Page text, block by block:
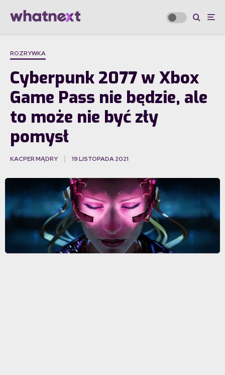
ROZRYWKA
Cyberpunk 2077 w Xbox
Game Pass nie będzie, ale
to może nie być zły
pomysł
KACPER MĄDRY 19 LISTOPADA 2021